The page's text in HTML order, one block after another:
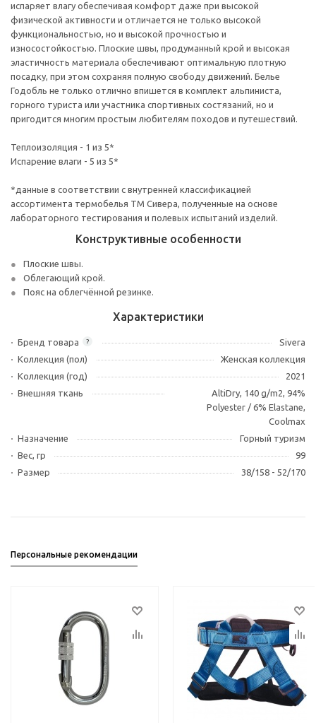
испаряет влагу обеспечивая комфорт даже при высокой
физической активности и отличается не только высокой
функциональностью, но и высокой прочностью и
износостойкостью. Плоские швы, продуманный крой и высокая
эластичность материала обеспечивают оптимальную плотную
посадку, при этом сохраняя полную свободу движений. Белье
Годобль не только отлично впишется в комплект альпиниста,
горного туриста или участника спортивных состязаний, но и
пригодится многим простым любителям походов и путешествий.
Теплоизоляция - 1 из 5*
Испарение влаги - 5 из 5*
*данные в соответствии с внутренней классификацией
ассортимента термобелья ТМ Сивера, полученные на основе
лабораторного тестирования и полевых испытаний изделий.
Конструктивные особенности
Плоские швы.
Облегающий крой.
Пояс на облегчённой резинке.
Характеристики
?
Бренд товара
Sivera
Коллекция (пол)
Женская коллекция
Коллекция (год)
2021
Внешняя ткань
AltiDry, 140 g/m2, 94%
Polyester / 6% Elastane,
Coolmax
Назначение
Горный туризм
Вес, гр
99
Размер
38/158 - 52/170
Персональные рекомендации